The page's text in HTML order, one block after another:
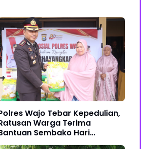
Wajo Tebar Kepedulian,
Warga Terima
Sembako Hari
Bhayangkara ke-80